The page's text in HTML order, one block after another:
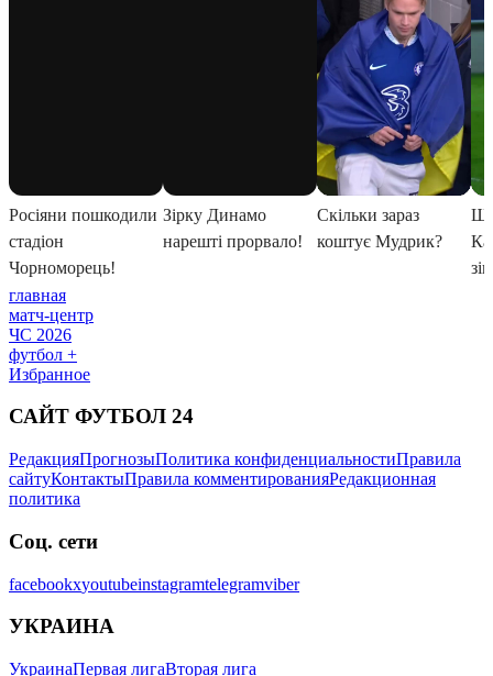
главная
матч-центр
ЧС 2026
футбол +
Избранное
САЙТ ФУТБОЛ 24
РедакцияПрогнозыПолитика конфиденциальностиПравила
сайтуКонтактыПравила комментированияРедакционная
политика
Соц. сети
facebookxyoutubeinstagramtelegramviber
УКРАИНА
УкраинаПервая лигаВторая лига